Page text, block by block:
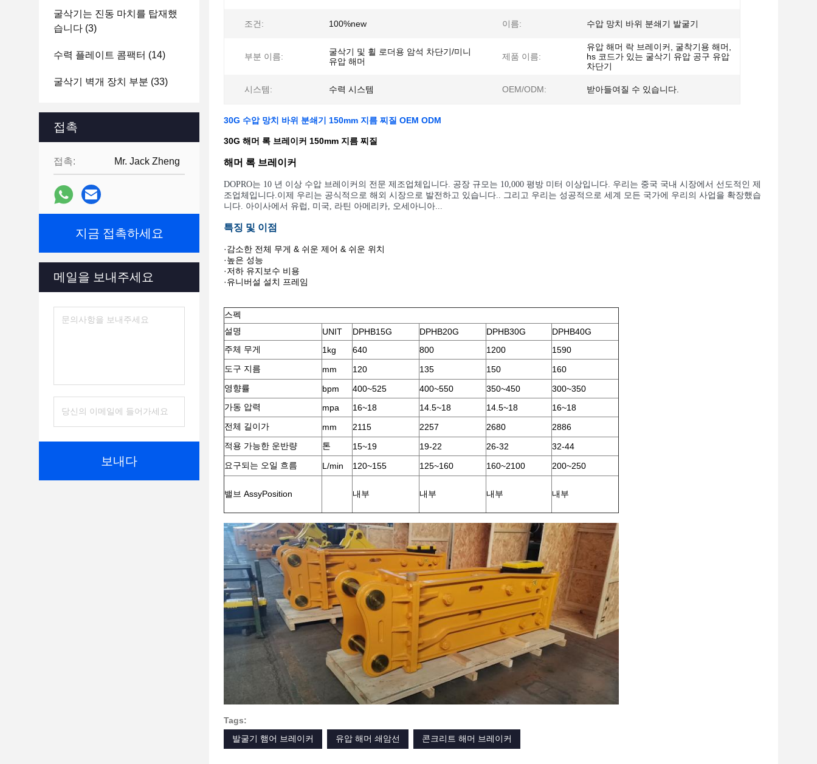
굴삭기는 진동 마치를 탑재했
습니다 (3)
수력 플레이트 콤팩터 (14)
굴삭기 벽개 장치 부분 (33)
접촉
접촉: Mr. Jack Zheng
지금 접촉하세요
메일을 보내주세요
보내다
조건: 100%new 이름: 수압 망치 바위 분쇄기 발굴기
부분 이름:
굴삭기 및 휠 로더용 암석 차단기/미니
유압 해머
제품 이름:
유압 해머 락 브레이커, 굴착기용 해머,
hs 코드가 있는 굴삭기 유압 공구 유압
차단기
시스템: 수력 시스템 OEM/ODM: 받아들여질 수 있습니다.
30G 수압 망치 바위 분쇄기 150mm 지름 찌질 OEM ODM
30G 해머 록 브레이커 150mm 지름 찌질
해머 록 브레이커
DOPRO는 10 년 이상 수압 브레이커의 전문 제조업체입니다. 공장 규모는 10,000 평방 미터 이상입니다. 우리는 중국 국내 시장에서 선도적인 제
조업체입니다.이제 우리는 공식적으로 해외 시장으로 발전하고 있습니다.. 그리고 우리는 성공적으로 세계 모든 국가에 우리의 사업을 확장했습
니다. 아이사에서 유럽, 미국, 라틴 아메리카, 오세아니아...
특징 및 이점
·감소한 전체 무게 & 쉬운 제어 & 쉬운 위치
·높은 성능
·저하 유지보수 비용
·유니버설 설치 프레임
스펙
설명
UNIT DPHB15G DPHB20G DPHB30G
DPHB40G
주체 무게
1kg 640 800 1200
1590
도구 지름
mm 120 135 150
160
영향률
bpm 400~525 400~550 350~450
300~350
가동 압력
mpa 16~18 14.5~18 14.5~18
16~18
전체 길이가
mm 2115 2257 2680
2886
적용 가능한 운반량
톤 15~19 19-22 26-32
32-44
요구되는 오일 흐름
L/min 120~155 125~160 160~2100 200~250
밸브 AssyPosition 내부 내부 내부 내부
Tags:
발굴기 햄어 브레이커
유압 해머 쇄암선 콘크리트 해머 브레이커